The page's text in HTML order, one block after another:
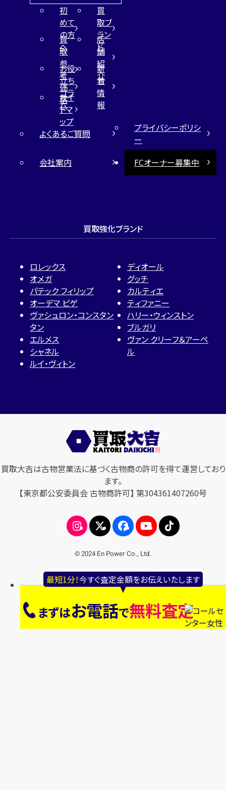
最短1分！今すぐ査定金額をお伝えいたします
まずはお電話で無料査定
初
めて
の方
へ
買
取ブ
ラン
ド
買
取
参
考
価
格
店
舗
紹
介
お役
立ち
コラ
ム
新
着
情
報
サイ
トマ
ップ
よくあるご質問
プライバシーポリシ
ー
会社案内
FCオーナー募集中
買取強化ブランド
ロレックス
オメガ
パテック フィリップ
オーデマ ピゲ
ヴァシュロン・コンスタン
タン
エルメス
シャネル
ルイ・ヴィトン
ディオール
グッチ
カルティエ
ティファニー
ハリー・ウィンストン
ブルガリ
ヴァン クリーフ＆アーペ
ル
買取大吉は古物営業法に基づく古物商の許可を得て運営しており
ます。
【東京都公安委員会 古物商許可】 第304361407260号
© 2024 En Power Co., Ltd.